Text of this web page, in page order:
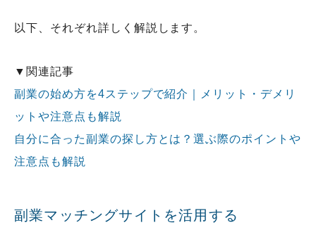
以下、それぞれ詳しく解説します。
▼関連記事
副業の始め方を4ステップで紹介｜メリット・デメリ
ットや注意点も解説
自分に合った副業の探し方とは？選ぶ際のポイントや
注意点も解説
副業マッチングサイトを活用する